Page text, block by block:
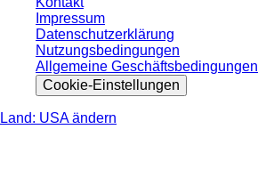
Impressum
Datenschutzerklärung
Nutzungsbedingungen
Allgemeine Geschäftsbedingungen
Cookie-Einstellungen
Land: USA ändern